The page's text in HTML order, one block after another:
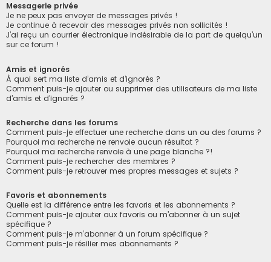
Messagerie privée
Je ne peux pas envoyer de messages privés !
Je continue à recevoir des messages privés non sollicités !
J’ai reçu un courrier électronique indésirable de la part de quelqu’un
sur ce forum !
Amis et ignorés
À quoi sert ma liste d’amis et d’ignorés ?
Comment puis-je ajouter ou supprimer des utilisateurs de ma liste
d’amis et d’ignorés ?
Recherche dans les forums
Comment puis-je effectuer une recherche dans un ou des forums ?
Pourquoi ma recherche ne renvoie aucun résultat ?
Pourquoi ma recherche renvoie à une page blanche ?!
Comment puis-je rechercher des membres ?
Comment puis-je retrouver mes propres messages et sujets ?
Favoris et abonnements
Quelle est la différence entre les favoris et les abonnements ?
Comment puis-je ajouter aux favoris ou m’abonner à un sujet
spécifique ?
Comment puis-je m’abonner à un forum spécifique ?
Comment puis-je résilier mes abonnements ?